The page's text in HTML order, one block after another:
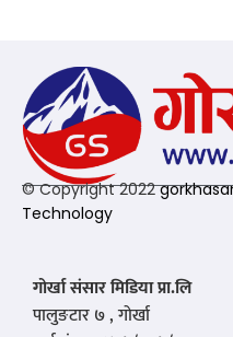
© Copyright 2022
Technology
गोर्खा संसार मिडिया प्रा.लि
पालुङटार ७ , गोर्खा